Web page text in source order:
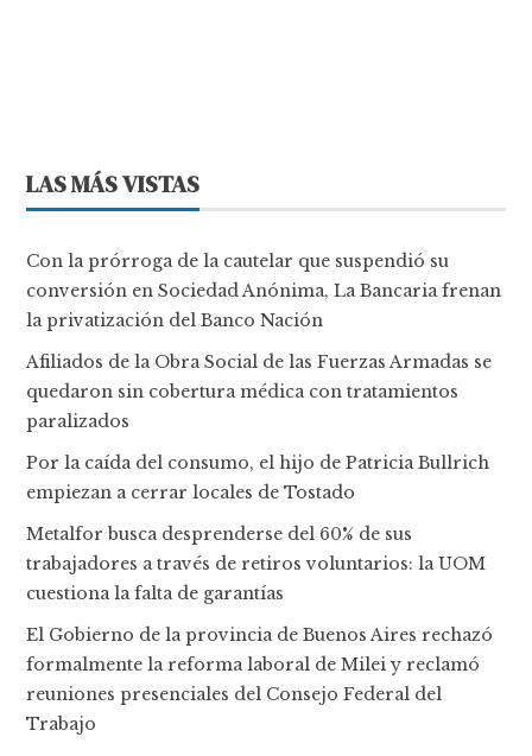
LAS MÁS VISTAS
Con la prórroga de la cautelar que suspendió su
conversión en Sociedad Anónima, La Bancaria frenan
la privatización del Banco Nación
Afiliados de la Obra Social de las Fuerzas Armadas se
quedaron sin cobertura médica con tratamientos
paralizados
Por la caída del consumo, el hijo de Patricia Bullrich
empiezan a cerrar locales de Tostado
Metalfor busca desprenderse del 60% de sus
trabajadores a través de retiros voluntarios: la UOM
cuestiona la falta de garantías
El Gobierno de la provincia de Buenos Aires rechazó
formalmente la reforma laboral de Milei y reclamó
reuniones presenciales del Consejo Federal del
Trabajo